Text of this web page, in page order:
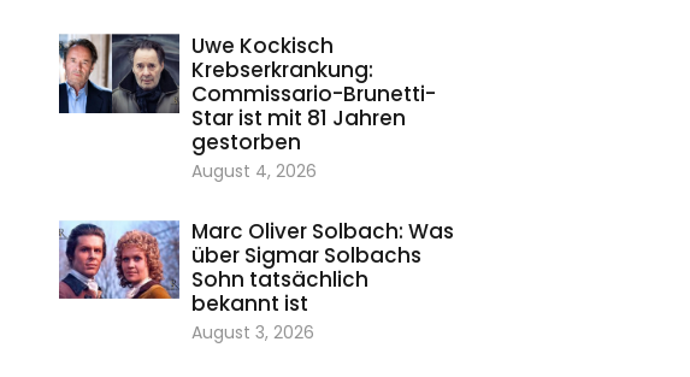
Uwe Kockisch
Krebserkrankung:
Commissario-Brunetti-
Star ist mit 81 Jahren
gestorben
August 4, 2026
Marc Oliver Solbach: Was
über Sigmar Solbachs
Sohn tatsächlich
bekannt ist
August 3, 2026